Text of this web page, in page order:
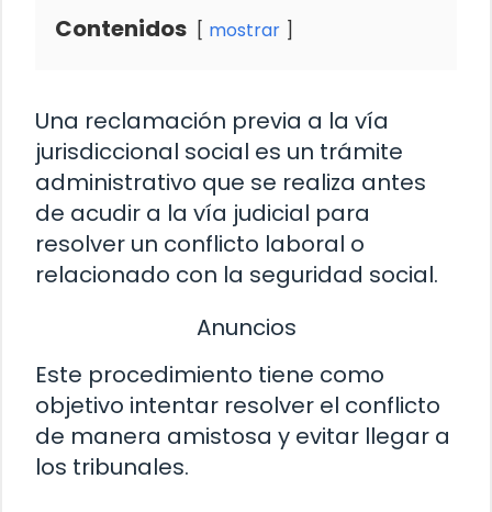
Contenidos mostrar
Una reclamación previa a la vía
jurisdiccional social es un trámite
administrativo que se realiza antes
de acudir a la vía judicial para
resolver un conflicto laboral o
relacionado con la seguridad social.
Anuncios
Este procedimiento tiene como
objetivo intentar resolver el conflicto
de manera amistosa y evitar llegar a
los tribunales.